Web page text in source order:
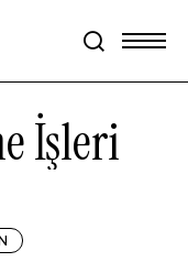
search
Menu
İşleri